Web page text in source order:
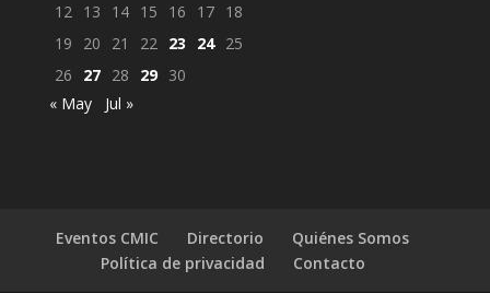
12 13 14 15 16 17 18
19
20 21 22 23 24 25
26
27 28 29 30
« May
Jul »
Eventos CMIC Directorio
Quiénes Somos
Política de privacidad
Contacto